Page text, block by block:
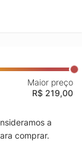
Maior preço
R$ 219,00
a
comprar.